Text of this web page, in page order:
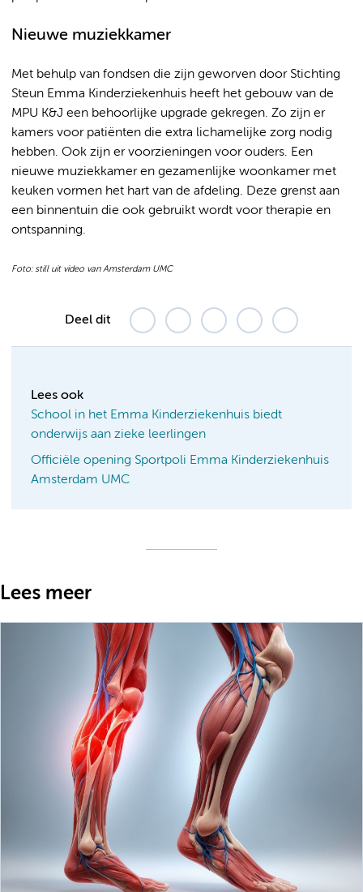
Nieuwe muziekkamer
Met behulp van fondsen die zijn geworven door Stichting
Steun Emma Kinderziekenhuis heeft het gebouw van de
MPU K&J een behoorlijke upgrade gekregen. Zo zijn er
kamers voor patiënten die extra lichamelijke zorg nodig
hebben. Ook zijn er voorzieningen voor ouders. Een
nieuwe muziekkamer en gezamenlijke woonkamer met
keuken vormen het hart van de afdeling. Deze grenst aan
een binnentuin die ook gebruikt wordt voor therapie en
ontspanning.
Foto: still uit video van Amsterdam UMC
Deel dit
Lees ook
School in het Emma Kinderziekenhuis biedt
onderwijs aan zieke leerlingen
Officiële opening Sportpoli Emma Kinderziekenhuis
Amsterdam UMC
Lees meer